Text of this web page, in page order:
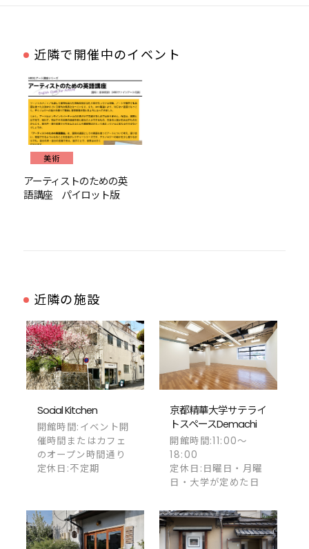
近隣で開催中のイベント
美術
アーティストのための英
語講座 パイロット版
近隣の施設
Social Kitchen
開館時間:イベント開
催時間またはカフェ
のオープン時間通り
定休日:不定期
京都精華大学サテライ
トスペースDemachi
開館時間:11:00～
18:00
定休日:日曜日・月曜
日・大学が定めた日